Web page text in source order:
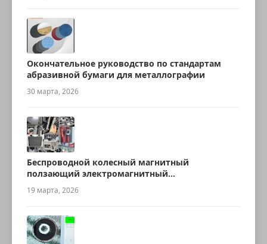
Окончательное руководство по стандартам
абразивной бумаги для металлографии
30 марта, 2026
Беспроводной колесный магнитный
ползающий электромагнитный
ультразвуковой робот для измерения
толщины
19 марта, 2026